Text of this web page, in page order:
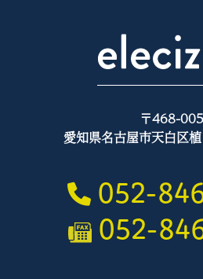
〒468-
愛知県名古屋市天白区
052-
052-